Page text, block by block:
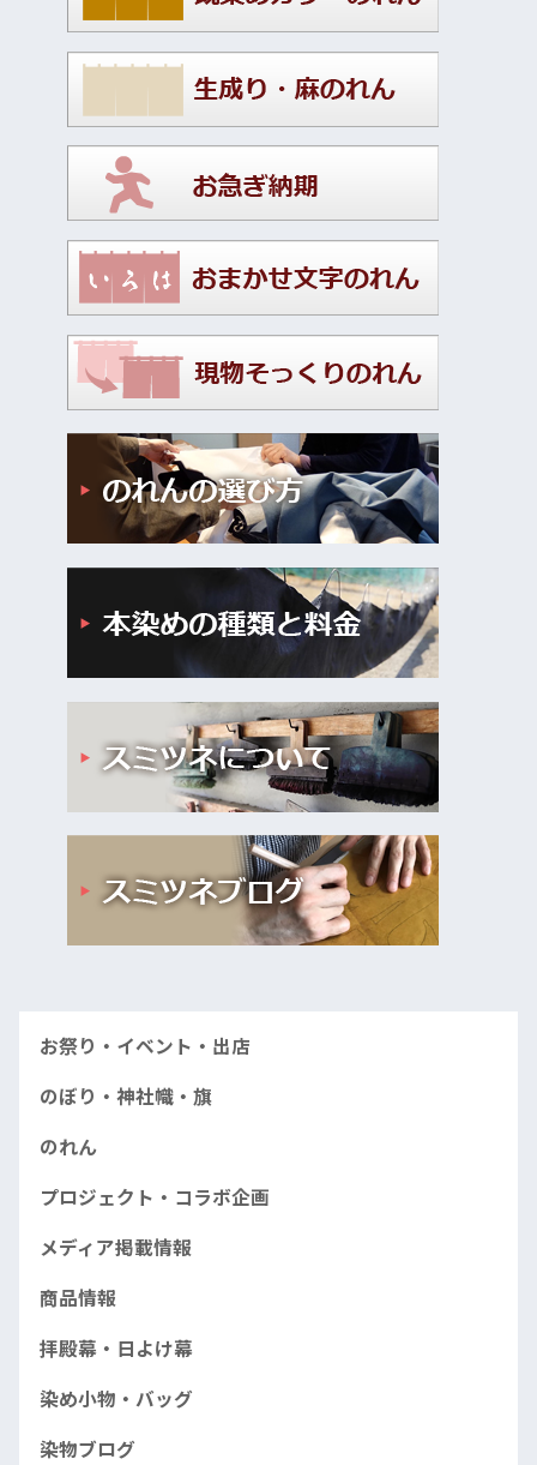
お祭り・イベント・出店
のぼり・神社幟・旗
のれん
プロジェクト・コラボ企画
メディア掲載情報
商品情報
拝殿幕・日よけ幕
染め小物・バッグ
染物ブログ